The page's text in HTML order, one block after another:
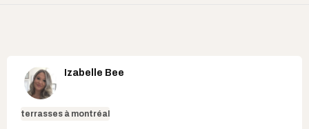
Izabelle Bee
terrasses à montréal